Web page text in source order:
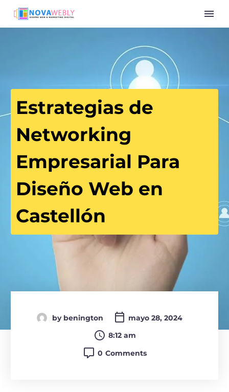
Estrategias de
Networking
Empresarial Para
Diseño Web en
Castellón
by benington mayo 28, 2024
 8:12 am
0 Comments